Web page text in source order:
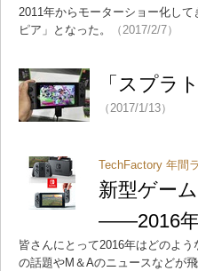
2011年からモーターショー化し
ピア」となった。
（2017/2/7）
「スプラ
（2017/1/13）
TechFactory 年間
新型ゲー
――2016年
皆さんにとって2016年はどのよ
の話題やM＆Aのニュースなどが